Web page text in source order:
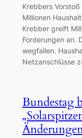
Krebbers
Millionen
Krebber greift
Forderungen an.
wegfallen.
Netzanschlüsse
Bundestag